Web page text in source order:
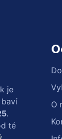
je
.
té
O